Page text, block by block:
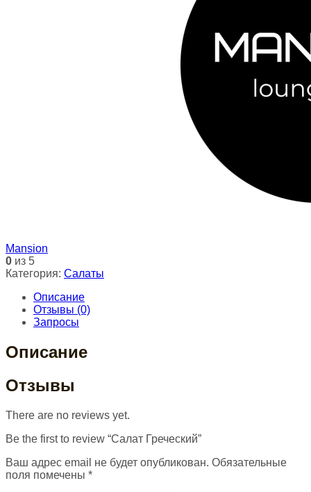
Mansion
0 из 5
Категория: Салаты
Описание
Отзывы (0)
Запросы
Описание
Отзывы
There are no reviews yet.
Be the first to review “Салат Греческий”
Ваш адрес email не будет опубликован. Обязательные
поля помечены *